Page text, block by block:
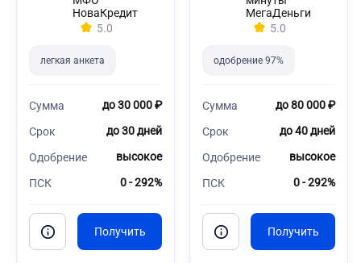
НоваКредит
5.0
легкая анкета
Сумма до 30 000 ₽
Срок до 30 дней
Одобрение высокое
ПСК 0 - 292%
МегаДеньги
5.0
одобрение 97%
Сумма до 80 000 ₽
Срок до 40 дней
Одобрение высокое
ПСК 0 - 292%